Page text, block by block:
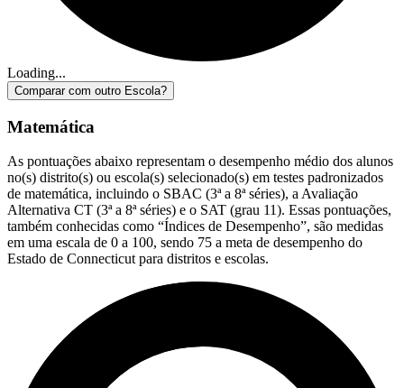
Loading...
Comparar com outro Escola?
Matemática
As pontuações abaixo representam o desempenho médio dos alunos
no(s) distrito(s) ou escola(s) selecionado(s) em testes padronizados
de matemática, incluindo o SBAC (3ª a 8ª séries), a Avaliação
Alternativa CT (3ª a 8ª séries) e o SAT (grau 11). Essas pontuações,
também conhecidas como “Índices de Desempenho”, são medidas
em uma escala de 0 a 100, sendo 75 a meta de desempenho do
Estado de Connecticut para distritos e escolas.